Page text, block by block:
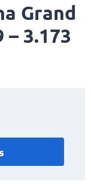
Grand
– 3.173